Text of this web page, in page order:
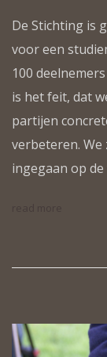
De Stichting is
voor een
100
is het feit, dat
partijen
verbeteren.
ingegaan op